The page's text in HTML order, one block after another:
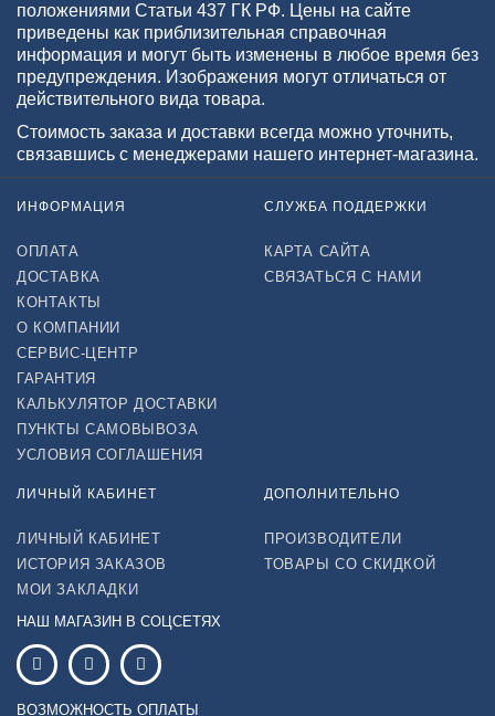
положениями Статьи 437 ГК РФ. Цены на сайте
приведены как приблизительная справочная
информация и могут быть изменены в любое время без
предупреждения. Изображения могут отличаться от
действительного вида товара.
Стоимость заказа и доставки всегда можно уточнить,
связавшись с менеджерами нашего интернет-магазина.
ИНФОРМАЦИЯ
ОПЛАТА
ДОСТАВКА
КОНТАКТЫ
О КОМПАНИИ
СЕРВИС-ЦЕНТР
ГАРАНТИЯ
КАЛЬКУЛЯТОР ДОСТАВКИ
ПУНКТЫ САМОВЫВОЗА
УСЛОВИЯ СОГЛАШЕНИЯ
СЛУЖБА ПОДДЕРЖКИ
КАРТА САЙТА
СВЯЗАТЬСЯ С НАМИ
ЛИЧНЫЙ КАБИНЕТ
ЛИЧНЫЙ КАБИНЕТ
ИСТОРИЯ ЗАКАЗОВ
МОИ ЗАКЛАДКИ
ДОПОЛНИТЕЛЬНО
ПРОИЗВОДИТЕЛИ
ТОВАРЫ СО СКИДКОЙ
НАШ МАГАЗИН В СОЦСЕТЯХ
ВОЗМОЖНОСТЬ ОПЛАТЫ